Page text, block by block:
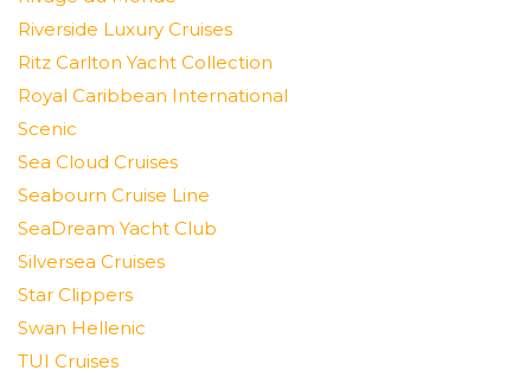
Riverside Luxury Cruises
Ritz Carlton Yacht Collection
Royal Caribbean International
Scenic
Sea Cloud Cruises
Seabourn Cruise Line
SeaDream Yacht Club
Silversea Cruises
Star Clippers
Swan Hellenic
TUI Cruises